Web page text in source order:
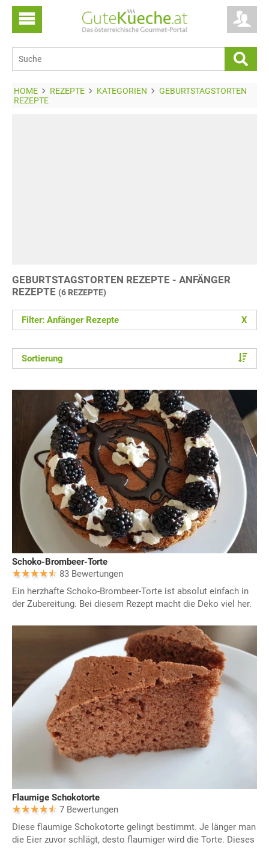
HOME REZEPTE KATEGORIEN
GEBURTSTAGSTORTEN
REZEPTE
GEBURTSTAGSTORTEN REZEPTE - ANFÄNGER
REZEPTE (6 REZEPTE)
Filter: Anfänger Rezepte X
Sortierung
Schoko-Brombeer-Torte
83 Bewertungen
Ein herzhafte Schoko-Brombeer-Torte ist absolut einfach in
der Zubereitung. Bei diesem Rezept macht die Deko viel her.
Flaumige Schokotorte
7 Bewertungen
Diese flaumige Schokotorte gelingt bestimmt. Je länger man
die Eier zuvor schlägt, desto flaumiger wird die Torte. Dieses